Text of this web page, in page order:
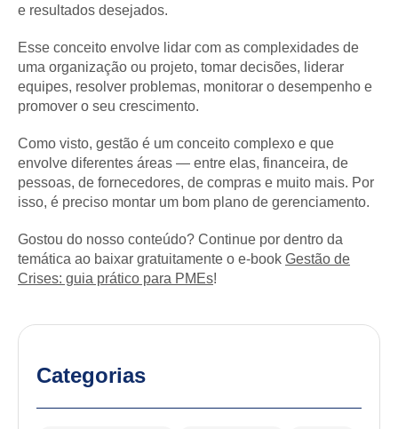
e resultados desejados.
Esse conceito envolve lidar com as complexidades de
uma organização ou projeto, tomar decisões, liderar
equipes, resolver problemas, monitorar o desempenho e
promover o seu crescimento.
Como visto, gestão é um conceito complexo e que
envolve diferentes áreas — entre elas, financeira, de
pessoas, de fornecedores, de compras e muito mais. Por
isso, é preciso montar um bom plano de gerenciamento.
Gostou do nosso conteúdo? Continue por dentro da
temática ao baixar gratuitamente o e-book Gestão de
Crises: guia prático para PMEs!
Categorias